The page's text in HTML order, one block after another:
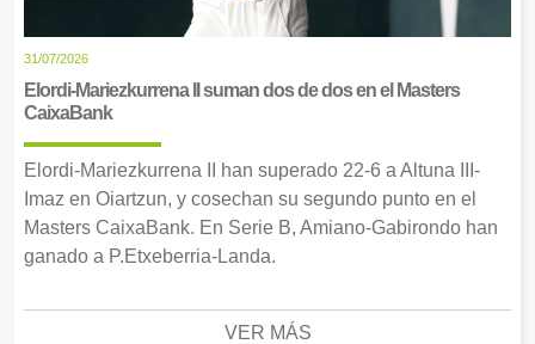
31/07/2026
Elordi-Mariezkurrena II suman dos de dos en el Masters
CaixaBank
Elordi-Mariezkurrena II han superado 22-6 a Altuna III-
Imaz en Oiartzun, y cosechan su segundo punto en el
Masters CaixaBank. En Serie B, Amiano-Gabirondo han
ganado a P.Etxeberria-Landa.
VER MÁS